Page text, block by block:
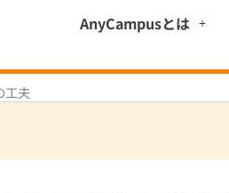
AnyCampusとは
工夫